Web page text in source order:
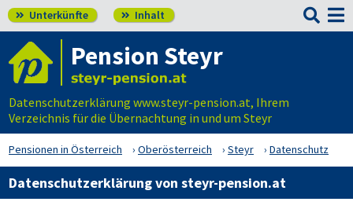
 Unterkünfte  Inhalt 
Pension Steyr
Datenschutzerklärung www.steyr-pension.at, Ihrem
Verzeichnis für die Übernachtung in und um Steyr
Pensionen in Österreich Oberösterreich Steyr Datenschutz
Datenschutzerklärung von steyr-pension.at